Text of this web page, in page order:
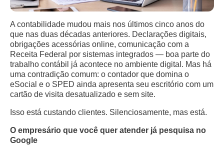
A contabilidade mudou mais nos últimos cinco anos do
que nas duas décadas anteriores. Declarações digitais,
obrigações acessórias online, comunicação com a
Receita Federal por sistemas integrados — boa parte do
trabalho contábil já acontece no ambiente digital. Mas há
uma contradição comum: o contador que domina o
eSocial e o SPED ainda apresenta seu escritório com um
cartão de visita desatualizado e sem site.
Isso está custando clientes. Silenciosamente, mas está.
O empresário que você quer atender já pesquisa no
Google